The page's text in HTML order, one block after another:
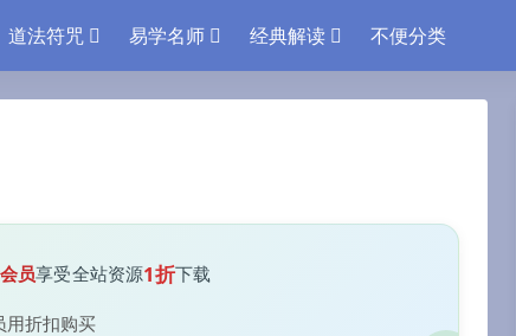
道法符咒 易学名师 经典解读 不便分类
员享受全站资源1折下载
用折扣购买